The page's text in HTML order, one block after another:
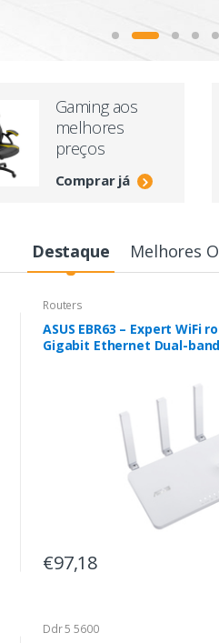
Gaming aos
melhores
preços
Comprar já
Destaque Melhores
Routers
ASUS EBR63 – Expert WiFi
Gigabit Ethernet Dual-band
€97,18
Ddr 5 5600